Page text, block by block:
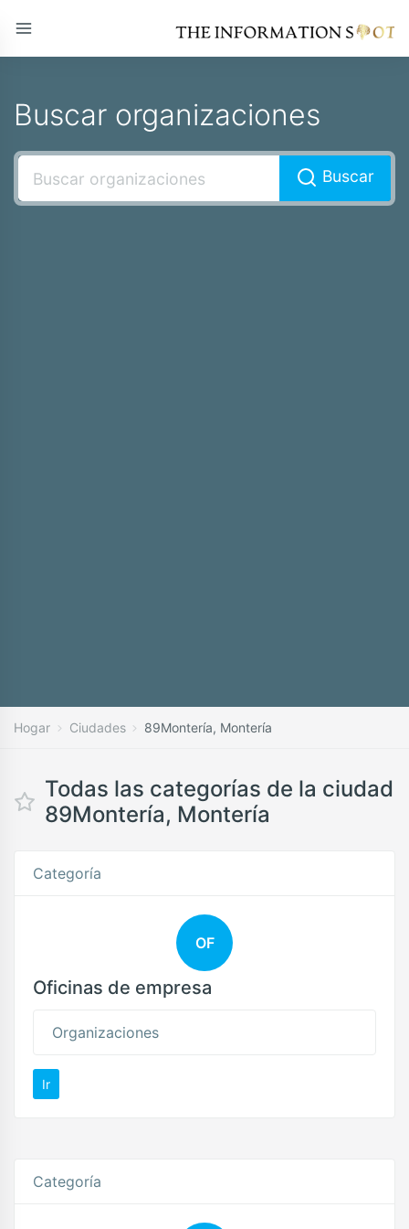
Buscar organizaciones
Buscar
Hogar Ciudades 89Montería, Montería
Todas las categorías de la ciudad
89Montería, Montería
Categoría
OF
Oficinas de empresa
Organizaciones
Ir
Categoría